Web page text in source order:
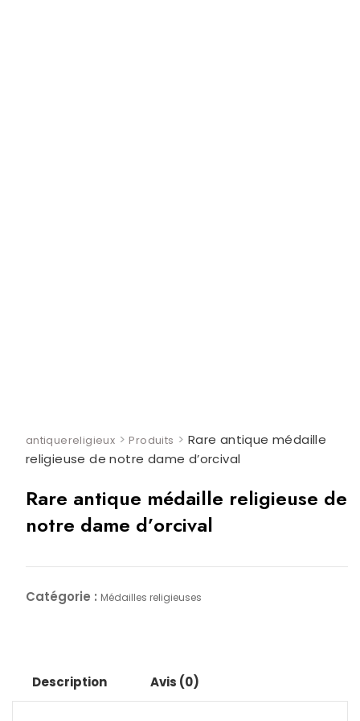
antiquereligieux >Produits > Rare antique médaille
religieuse de notre dame d’orcival
Rare antique médaille religieuse de
notre dame d’orcival
Catégorie : Médailles religieuses
Description Avis (0)